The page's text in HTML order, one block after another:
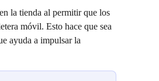
la tienda al permitir que los
móvil. Esto hace que sea
ayuda a impulsar la